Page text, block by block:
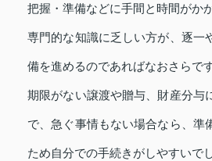
把握・準備などに手間と時間がか
専門的な知識に乏しい方が、逐一
備を進めるのであればなおさらです
期限がない譲渡や贈与、財産分与
で、急ぐ事情もない場合なら、準
ため自分での手続きがしやすいで